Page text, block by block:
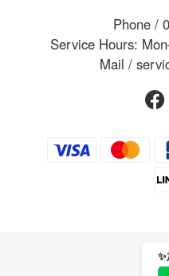
Phone /
Service Hours:
Mail /